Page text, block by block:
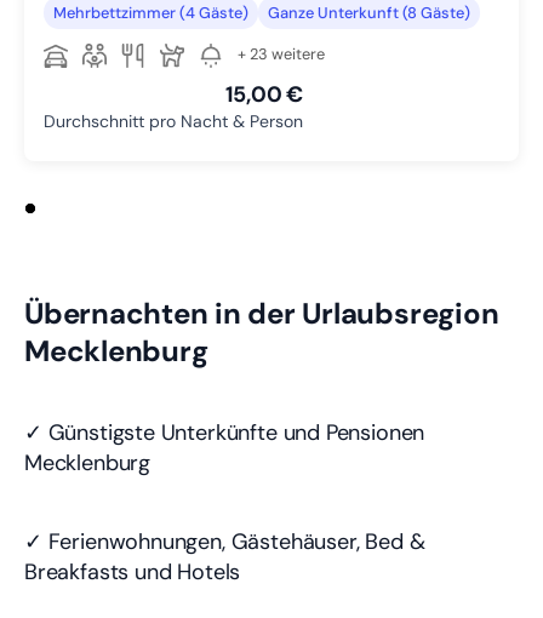
Mehrbettzimmer (4 Gäste)
Ganze Unterkunft (8 Gäste)
+ 23 weitere
15,00 €
Durchschnitt pro Nacht & Person
Übernachten in der Urlaubsregion
Mecklenburg
✓ Günstigste Unterkünfte und Pensionen
Mecklenburg
✓ Ferienwohnungen, Gästehäuser, Bed &
Breakfasts und Hotels